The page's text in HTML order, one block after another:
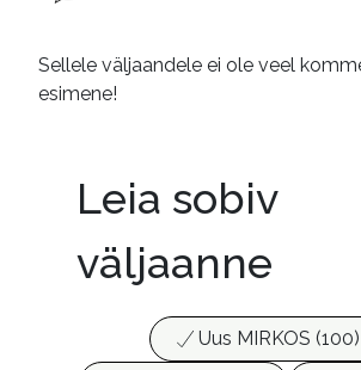
Sellele väljaandele ei ole veel
esimene!
Leia sobiv
väljaanne
Uus MIRKOS (100)